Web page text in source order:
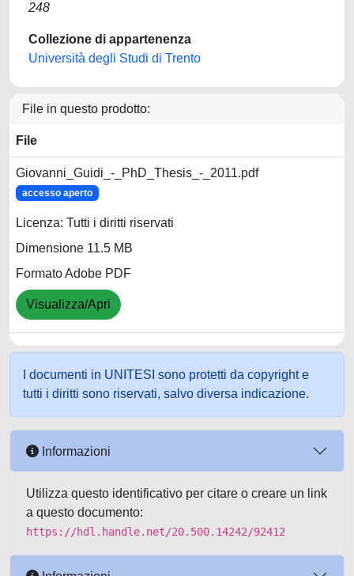
248
Collezione di appartenenza
Università degli Studi di Trento
File in questo prodotto:
File
Giovanni_Guidi_-_PhD_Thesis_-_2011.pdf
accesso aperto
Licenza: Tutti i diritti riservati
Dimensione 11.5 MB
Formato Adobe PDF
Visualizza/Apri
I documenti in UNITESI sono protetti da copyright e
tutti i diritti sono riservati, salvo diversa indicazione.
Informazioni
Utilizza questo identificativo per citare o creare un link
a questo documento:
https://hdl.handle.net/20.500.14242/92412